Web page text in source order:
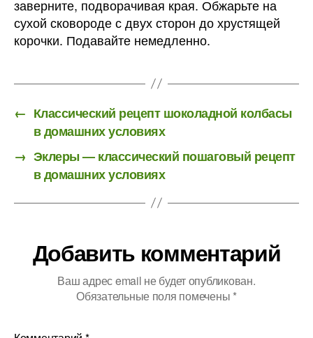
заверните, подворачивая края. Обжарьте на
сухой сковороде с двух сторон до хрустящей
корочки. Подавайте немедленно.
← Классический рецепт шоколадной колбасы
в домашних условиях
→ Эклеры — классический пошаговый рецепт
в домашних условиях
Добавить комментарий
Ваш адрес email не будет опубликован.
Обязательные поля помечены *